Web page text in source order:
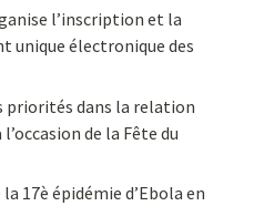
l’inscription et la
unique électronique des
priorités dans la relation
de la Fête du
17è épidémie d’Ebola en